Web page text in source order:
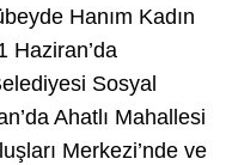
Hanım Kadın
Haziran’da
Sosyal
Ahatlı Mahallesi
Merkezi’nde ve